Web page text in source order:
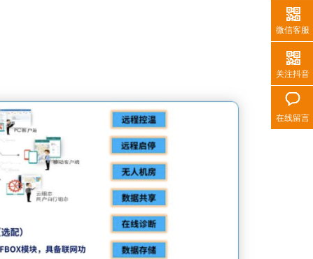
微信客服
关注抖音
在线留言